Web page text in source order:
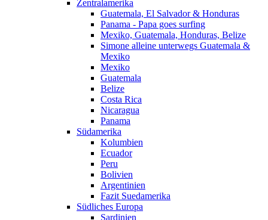
Zentralamerika
Guatemala, El Salvador & Honduras
Panama - Papa goes surfing
Mexiko, Guatemala, Honduras, Belize
Simone alleine unterwegs Guatemala &
Mexiko
Mexiko
Guatemala
Belize
Costa Rica
Nicaragua
Panama
Südamerika
Kolumbien
Ecuador
Peru
Bolivien
Argentinien
Fazit Suedamerika
Südliches Europa
Sardinien